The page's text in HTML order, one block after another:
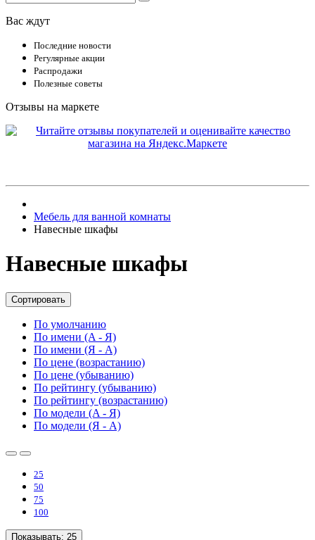
Вас ждут
Последние новости
Регулярные акции
Распродажи
Полезные советы
Отзывы на маркете
Мебель для ванной комнаты
Навесные шкафы
Навесные шкафы
Сортировать
По умолчанию
По имени (A - Я)
По имени (Я - A)
По цене (возрастанию)
По цене (убыванию)
По рейтингу (убыванию)
По рейтингу (возрастанию)
По модели (A - Я)
По модели (Я - A)
25
50
75
100
Показывать: 25